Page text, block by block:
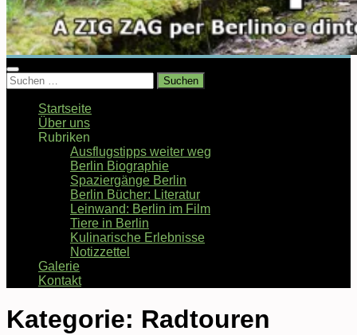
Suchen
nach:
Startseite
Über uns
Rubriken
Ausflugstipps weiter weg
Berlin Biographie
Spaziergänge Berlin
Berlin Bücher: Literatur
Leinwand: Berlin im Film
Tiere in Berlin
Kulinarische Erlebnisse
Notizzettel
Galerie
Kontakt
Kategorie: Radtouren